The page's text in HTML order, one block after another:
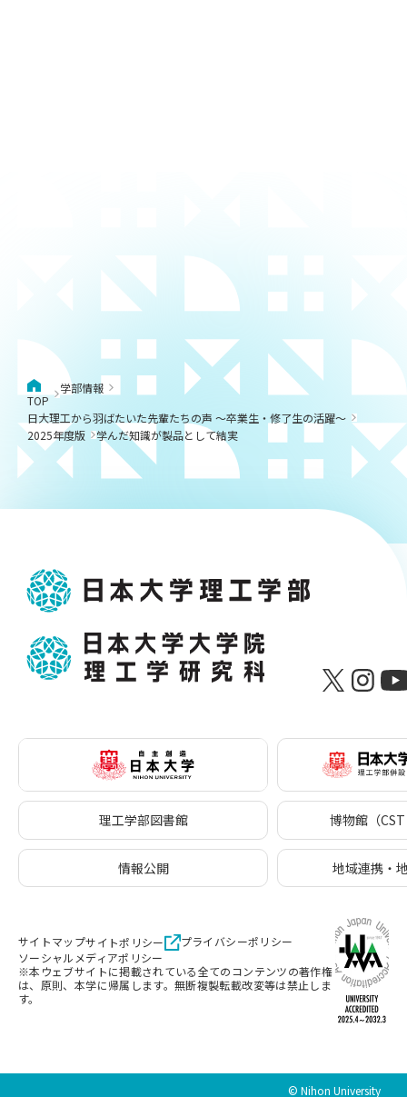
TOP
学部情報
日大理工から羽ばたいた先輩たちの声 ～卒業生・修了生の活躍～
2025年度版
学んだ知識が製品として結実
理工学部図書館 博物館（
情報公開 地域連携・
サイトマップサイトポリシー
プライバシーポリシー
ソーシャルメディアポリシー
※本ウェブサイトに掲載されている全てのコンテンツの著作権
は、原則、本学に帰属します。無断複製転載改変等は禁止しま
す。
© Nihon University